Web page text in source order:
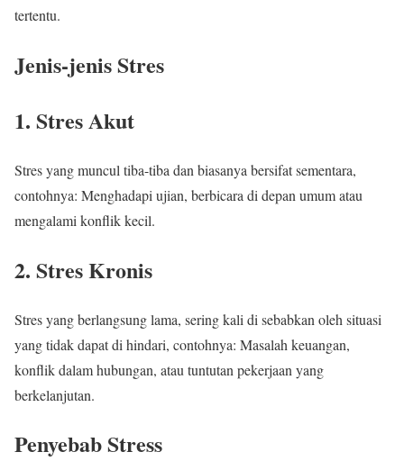
tertentu.
Jenis-jenis Stres
1. Stres Akut
Stres yang muncul tiba-tiba dan biasanya bersifat sementara,
contohnya: Menghadapi ujian, berbicara di depan umum atau
mengalami konflik kecil.
2. Stres Kronis
Stres yang berlangsung lama, sering kali di sebabkan oleh situasi
yang tidak dapat di hindari, contohnya: Masalah keuangan,
konflik dalam hubungan, atau tuntutan pekerjaan yang
berkelanjutan.
Penyebab Stress